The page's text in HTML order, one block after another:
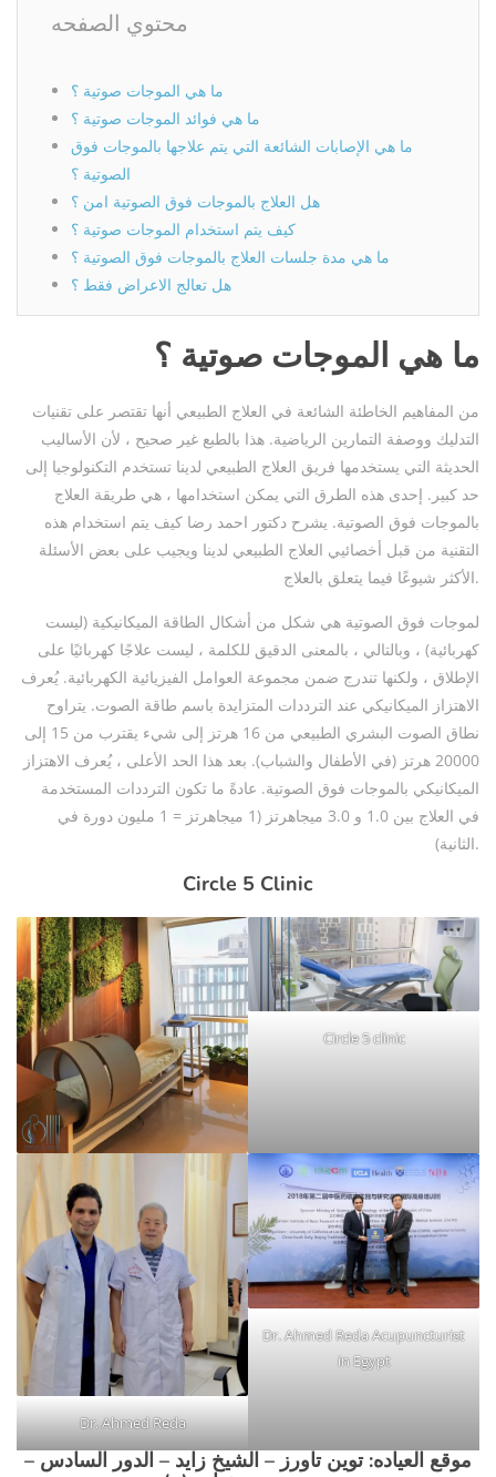
محتوي الصفحه
ما هي الموجات صوتية ؟
ما هي فوائد الموجات صوتية ؟
ما هي الإصابات الشائعة التي يتم علاجها بالموجات فوق
الصوتية ؟
هل العلاج بالموجات فوق الصوتية امن ؟
كيف يتم استخدام الموجات صوتية ؟
ما هي مدة جلسات العلاج بالموجات فوق الصوتية ؟
هل تعالج الاعراض فقط ؟
ما هي الموجات صوتية ؟
من المفاهيم الخاطئة الشائعة في العلاج الطبيعي أنها تقتصر على تقنيات
التدليك ووصفة التمارين الرياضية. هذا بالطبع غير صحيح ، لأن الأساليب
الحديثة التي يستخدمها فريق العلاج الطبيعي لدينا تستخدم التكنولوجيا إلى
حد كبير. إحدى هذه الطرق التي يمكن استخدامها ، هي طريقة العلاج
بالموجات فوق الصوتية. يشرح دكتور احمد رضا كيف يتم استخدام هذه
التقنية من قبل أخصائيي العلاج الطبيعي لدينا ويجيب على بعض الأسئلة
الأكثر شيوعًا فيما يتعلق بالعلاج.
لموجات فوق الصوتية هي شكل من أشكال الطاقة الميكانيكية (ليست
كهربائية) ، وبالتالي ، بالمعنى الدقيق للكلمة ، ليست علاجًا كهربائيًا على
الإطلاق ، ولكنها تندرج ضمن مجموعة العوامل الفيزيائية الكهربائية. يُعرف
الاهتزاز الميكانيكي عند الترددات المتزايدة باسم طاقة الصوت. يتراوح
نطاق الصوت البشري الطبيعي من 16 هرتز إلى شيء يقترب من 15 إلى
20000 هرتز (في الأطفال والشباب). بعد هذا الحد الأعلى ، يُعرف الاهتزاز
الميكانيكي بالموجات فوق الصوتية. عادةً ما تكون الترددات المستخدمة
في العلاج بين 1.0 و 3.0 ميجاهرتز (1 ميجاهرتز = 1 مليون دورة في
الثانية).
Circle 5 Clinic
Circle 5 clinic
Dr. Ahmed Reda
Dr. Ahmed Reda Acupuncturist
in Egypt
موقع العياده: توين تاورز – الشيخ زايد – الدور السادس –